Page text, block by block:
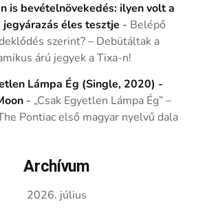
is bevételnövekedés: ilyen volt a
éles tesztje - Belépő
szerint? – Debütáltak a
árú jegyek a Tixa-n!
Lámpa Ég (Single, 2020) -
- „Csak Egyetlen Lámpa Ég” –
Pontiac első magyar nyelvű dala
Archívum
2026. július